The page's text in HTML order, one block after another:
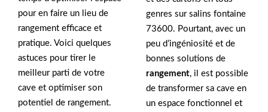
pour en faire un lieu de
rangement efficace et
pratique. Voici quelques
astuces pour tirer le
meilleur parti de votre
cave et optimiser son
potentiel de rangement.
genres sur salins fontaine
73600. Pourtant, avec un
peu d’ingéniosité et de
bonnes solutions de
rangement, il est possible
de transformer sa cave en
un espace fonctionnel et